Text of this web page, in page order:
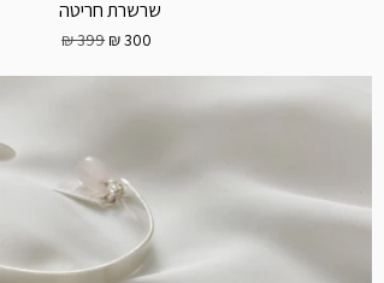
שרשרת חריטה
300 ₪
399 ₪